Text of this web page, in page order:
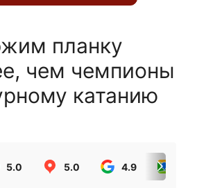
планку
чем чемпионы
катанию
5.0 5.0 4.9